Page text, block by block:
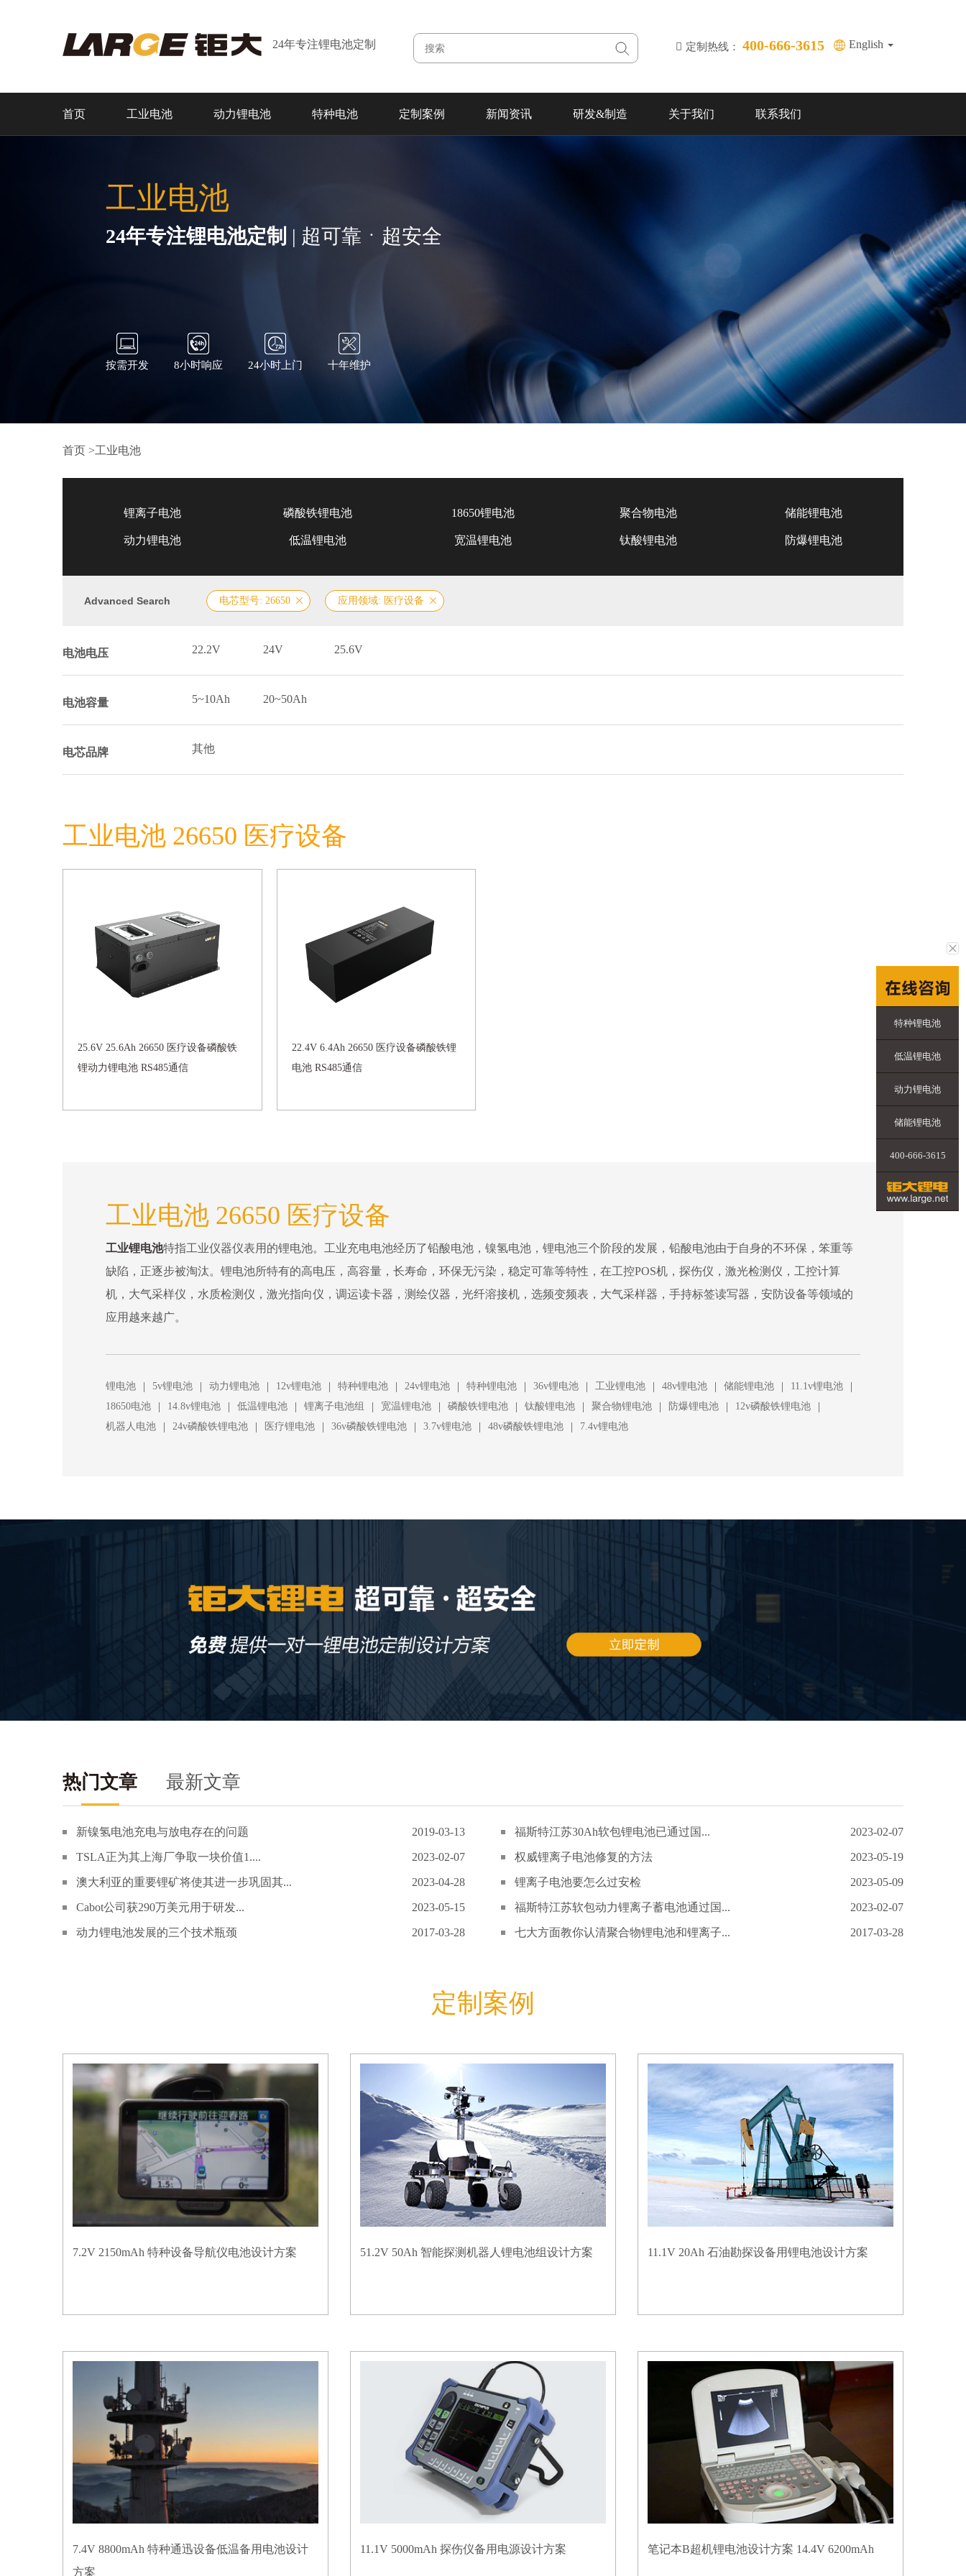
24年专注锂电池定制 定制热线： 400-666-3615 English
首页 工业电池 动力锂电池 特种电池 定制案例 新闻资讯 研发&制造 关于我们 联系我们
工业电池
24年专注锂电池定制 | 超可靠ㆍ超安全
按需开发 8小时响应 24小时上门 十年维护
首页 >工业电池
锂离子电池 磷酸铁锂电池 18650锂电池 聚合物电池 储能锂电池
动力锂电池 低温锂电池 宽温锂电池 钛酸锂电池 防爆锂电池
Advanced Search 电芯型号: 26650 应用领域: 医疗设备
电池电压 22.2V 24V 25.6V
电池容量 5~10Ah 20~50Ah
电芯品牌 其他
工业电池 26650 医疗设备
25.6V 25.6Ah 26650 医疗设备磷酸铁
锂动力锂电池 RS485通信
22.4V 6.4Ah 26650 医疗设备磷酸铁锂
电池 RS485通信
工业电池 26650 医疗设备
工业锂电池特指工业仪器仪表用的锂电池。工业充电电池经历了铅酸电池，镍氢电池，锂电池三个阶段的发展，铅酸电池由于自身的不环保，笨重等
缺陷，正逐步被淘汰。锂电池所特有的高电压，高容量，长寿命，环保无污染，稳定可靠等特性，在工控POS机，探伤仪，激光检测仪，工控计算
机，大气采样仪，水质检测仪，激光指向仪，调运读卡器，测绘仪器，光纤溶接机，选频变频表，大气采样器，手持标签读写器，安防设备等领域的
应用越来越广。
锂电池 | 5v锂电池 | 动力锂电池 | 12v锂电池 | 特种锂电池 | 24v锂电池 | 特种锂电池 | 36v锂电池 | 工业锂电池 | 48v锂电池 | 储能锂电池 | 11.1v锂电池 |
18650电池 | 14.8v锂电池 | 低温锂电池 | 锂离子电池组 | 宽温锂电池 | 磷酸铁锂电池 | 钛酸锂电池 | 聚合物锂电池 | 防爆锂电池 | 12v磷酸铁锂电池 |
机器人电池 | 24v磷酸铁锂电池 | 医疗锂电池 | 36v磷酸铁锂电池 | 3.7v锂电池 | 48v磷酸铁锂电池 | 7.4v锂电池
热门文章 最新文章
新镍氢电池充电与放电存在的问题 2019-03-13 福斯特江苏30Ah软包锂电池已通过国... 2023-02-07
TSLA正为其上海厂争取一块价值1.... 2023-02-07 权威锂离子电池修复的方法 2023-05-19
澳大利亚的重要锂矿将使其进一步巩固其... 2023-04-28 锂离子电池要怎么过安检 2023-05-09
Cabot公司获290万美元用于研发... 2023-05-15 福斯特江苏软包动力锂离子蓄电池通过国... 2023-02-07
动力锂电池发展的三个技术瓶颈 2017-03-28 七大方面教你认清聚合物锂电池和锂离子... 2017-03-28
定制案例
7.2V 2150mAh 特种设备导航仪电池设计方案 51.2V 50Ah 智能探测机器人锂电池组设计方案 11.1V 20Ah 石油勘探设备用锂电池设计方案
7.4V 8800mAh 特种通迅设备低温备用电池设计
方案
11.1V 5000mAh 探伤仪备用电源设计方案 笔记本B超机锂电池设计方案 14.4V 6200mAh
特种锂电池
低温锂电池
动力锂电池
储能锂电池
400-666-3615